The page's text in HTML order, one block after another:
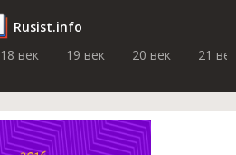
Rusist.info
18 век 19 век 20 век 21 век